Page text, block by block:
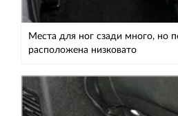
Места для ног сзади много, но
расположена низковато